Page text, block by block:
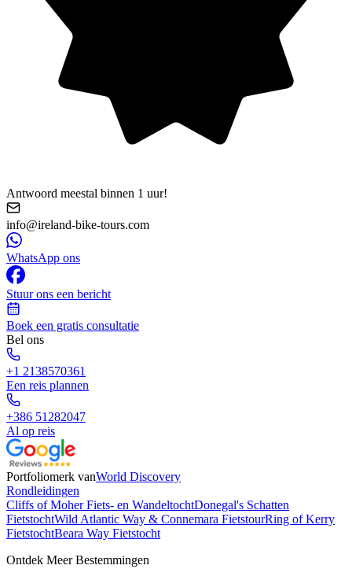
Antwoord meestal binnen 1 uur!
info@ireland-bike-tours.com
WhatsApp ons
Stuur ons een bericht
Boek een gratis consultatie
Bel ons
+1 2138570361
Een reis plannen
+386 51282047
Al op reis
Portfoliomerk vanWorld Discovery
Rondleidingen
Cliffs of Moher Fiets- en WandeltochtDonegal's Schatten
FietstochtWild Atlantic Way & Connemara FietstourRing of Kerry
FietstochtBeara Way Fietstocht
Ontdek Meer Bestemmingen